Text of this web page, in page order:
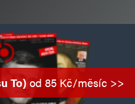
To)od 85 Kč/měsíc >>